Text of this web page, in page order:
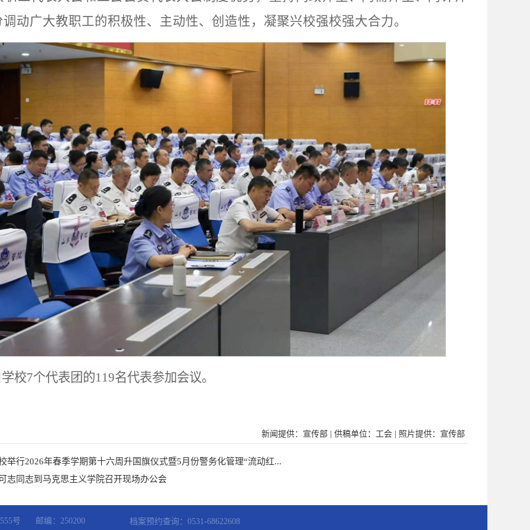
动广大教职工的积极性、主动性、创造性，凝聚兴校强校强大合力。
校7个代表团的119名代表参加会议。
新闻提供：宣传部 | 供稿单位：工会 | 照片提供：宣传部
举行2026年春季学期第十六周升国旗仪式暨5月份警务化管理​“流动红...
志同志到马克思主义学院召开现场办公会
号 邮编：250200 档案预约查询：0531-68622608